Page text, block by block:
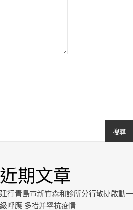
搜尋
近期文章
建行青島市新竹森和診所分行敏捷啟動一
級呼應 多措并舉抗疫情